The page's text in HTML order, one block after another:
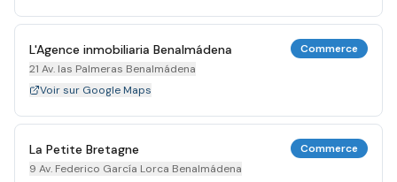
L'Agence inmobiliaria Benalmádena
21 Av. las Palmeras Benalmádena
Commerce
Voir sur Google Maps
La Petite Bretagne
9 Av. Federico García Lorca Benalmádena
Commerce